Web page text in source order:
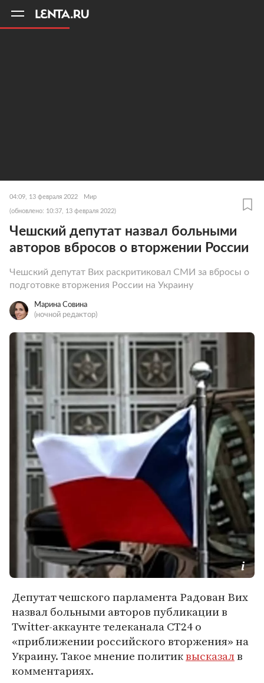
04:09, 13 февраля 2022 Мир
(обновлено: 10:37, 13 февраля 2022)
Чешский депутат назвал больными
авторов вбросов о вторжении России
Чешский депутат Вих раскритиковал СМИ за вбросы о
подготовке вторжения России на Украину
Марина Совина
(ночной редактор)
Депутат чешского парламента Радован Вих
назвал больными авторов публикации в
Twitter-аккаунте телеканала CT24 о
«приближении российского вторжения» на
Украину. Такое мнение политиквысказалв
комментариях.